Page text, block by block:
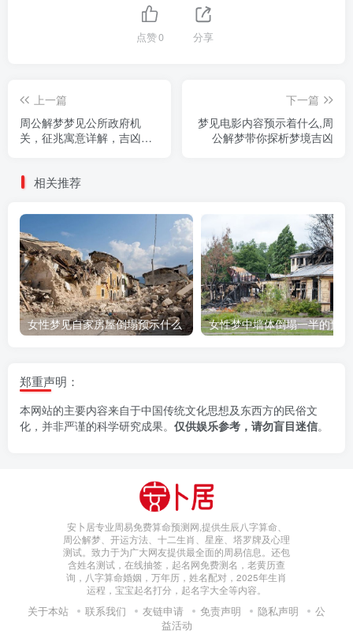
点赞0 分享
上一篇
周公解梦梦见公所政府机
关，征兆寓意详解，吉凶预
下一篇
梦见电影内容预示着什么,周
公解梦带你探析梦境吉凶
相关推荐
女性梦见自家房屋倒塌预示什么
郑重声明：
本网站的主要内容来自于中国传统文化思想及东西方的民俗文
化，并非严谨的科学研究成果。 仅供娱乐参考，请勿盲目迷信。
安卜居专业周易免费算命预测网,提供生辰八字算命、
周公解梦、开运方法、十二生肖、星座、塔罗牌及心理
测试。致力于为广大网友提供最全面的周易信息。还包
含姓名测试，在线抽签，起名网免费测名，老黄历查
询，八字算命婚姻，万年历，姓名配对，2025年生肖
运程，宝宝起名打分，起名字大全等内容。
关于本站 联系我们 友链申请 免责声明 隐私声明
公
益活动